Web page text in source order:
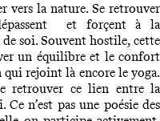
vers la nature. Se retrouver
et forçent à la
soi. Souvent hostile, cette
un équilibre et le confort
rejoint là encore le yoga.
retrouver ce lien entre la
n’est pas une poésie des